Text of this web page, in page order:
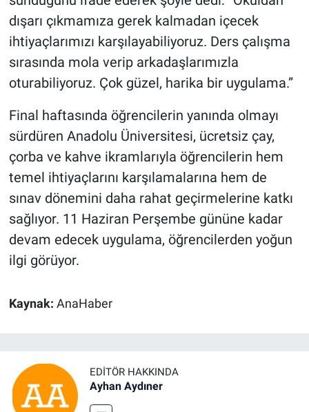
dışarı çıkmamıza gerek kalmadan içecek
ihtiyaçlarımızı karşılayabiliyoruz. Ders çalışma
sırasında mola verip arkadaşlarımızla
oturabiliyoruz. Çok güzel, harika bir uygulama.”
Final haftasında öğrencilerin yanında olmayı
sürdüren Anadolu Üniversitesi, ücretsiz çay,
çorba ve kahve ikramlarıyla öğrencilerin hem
temel ihtiyaçlarını karşılamalarına hem de
sınav dönemini daha rahat geçirmelerine katkı
sağlıyor. 11 Haziran Perşembe gününe kadar
devam edecek uygulama, öğrencilerden yoğun
ilgi görüyor.
Kaynak: AnaHaber
EDITÖR HAKKINDA
Ayhan Aydıner